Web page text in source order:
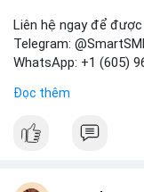
Liên hệ ngay để
Telegram:
WhatsApp: +1 (605)
Đọc thêm